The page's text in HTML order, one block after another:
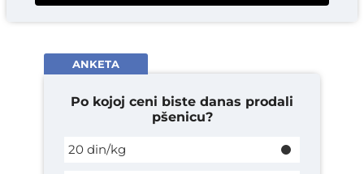
ANKETA
Po kojoj ceni biste danas prodali
pšenicu?
20 din/kg